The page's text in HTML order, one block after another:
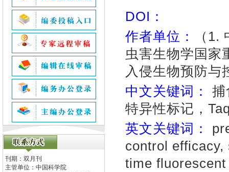
刊期：双月刊
主管单位： 中国科学院
DOI：
作者单位：
（
虫害生物学国家
入侵生物预防与
中文关键词：
捕
特异性标记，
英文关键词：
control
time